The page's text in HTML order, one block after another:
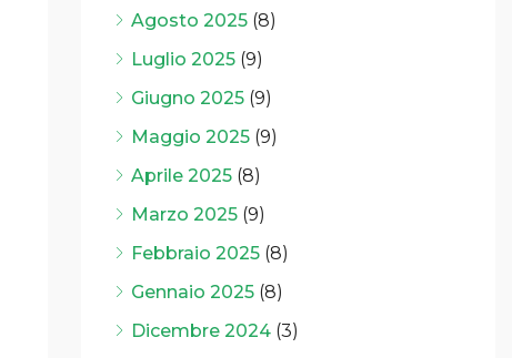
Agosto 2025(8)
Luglio 2025(9)
Giugno 2025(9)
Maggio 2025(9)
Aprile 2025(8)
Marzo 2025(9)
Febbraio 2025(8)
Gennaio 2025(8)
Dicembre 2024(3)